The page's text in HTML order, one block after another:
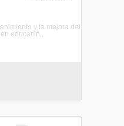
y la mejora del
educacin,